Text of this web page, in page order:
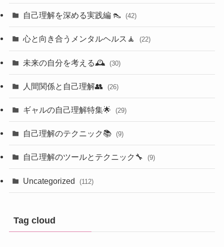
自己理解を深める実践編 👠 (42)
心と向き合うメンタルヘルス🧘 (22)
未来の自分を考える🕰️ (30)
人間関係と自己理解👥 (26)
ギャルの自己理解特集🌟 (29)
自己理解のテクニック📚 (9)
自己理解のツールとテクニック🔧 (9)
Uncategorized (112)
Tag cloud